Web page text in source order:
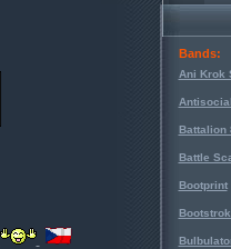
Bands:
Ani Krok
Battalion
Battle
Bootprint